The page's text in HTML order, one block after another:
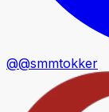
@@smmtokker